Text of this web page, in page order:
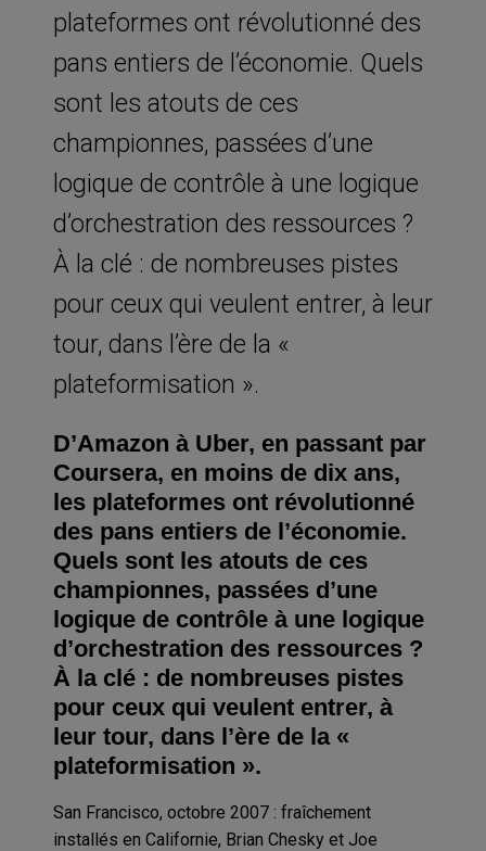
plateformes ont révolutionné des
pans entiers de l’économie. Quels
sont les atouts de ces
championnes, passées d’une
logique de contrôle à une logique
d’orchestration des ressources ?
À la clé : de nombreuses pistes
pour ceux qui veulent entrer, à leur
tour, dans l’ère de la «
plateformisation ».
D’Amazon à Uber, en passant par
Coursera, en moins de dix ans,
les plateformes ont révolutionné
des pans entiers de l’économie.
Quels sont les atouts de ces
championnes, passées d’une
logique de contrôle à une logique
d’orchestration des ressources ?
À la clé : de nombreuses pistes
pour ceux qui veulent entrer, à
leur tour, dans l’ère de la «
plateformisation ».
San Francisco, octobre 2007 : fraîchement
installés en Californie, Brian Chesky et Joe